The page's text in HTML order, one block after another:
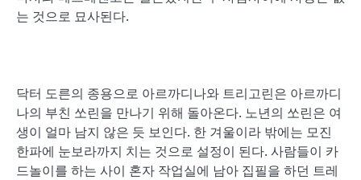
는 것으로 묘사된다.
닥터 도른의 종용으로 아르까디나와 트리고린은 아르까디
나의 부친 쏘린을 만나기 위해 돌아온다. 노년의 쏘린은 여
생이 얼마 남지 않은 듯 보인다. 한 겨울이라 밖에는 모진
한파에 눈보라까지 치는 것으로 설정이 된다. 사람들이 카
드놀이를 하는 사이 혼자 작업실에 남아 집필을 하던 트레